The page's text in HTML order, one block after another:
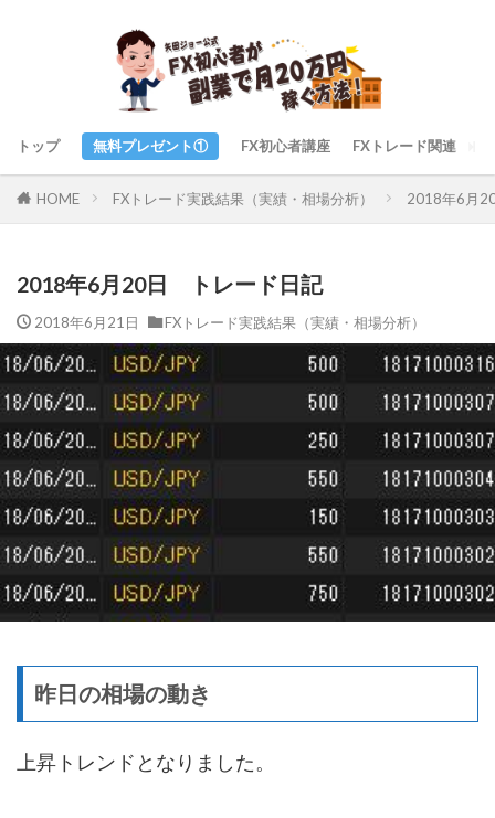
トップ 無料プレゼント① FX初心者講座 FXトレード関連
HOME FXトレード実践結果（実績・相場分析） 2018年6月
2018年6月20日 トレード日記
2018年6月21日 FXトレード実践結果（実績・相場分析）
昨日の相場の動き
上昇トレンドとなりました。